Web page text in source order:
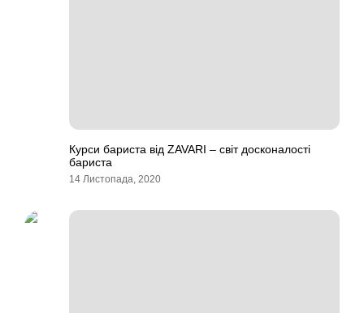
Курси бариста від ZAVARI – світ досконалості
бариста
14 Листопада, 2020